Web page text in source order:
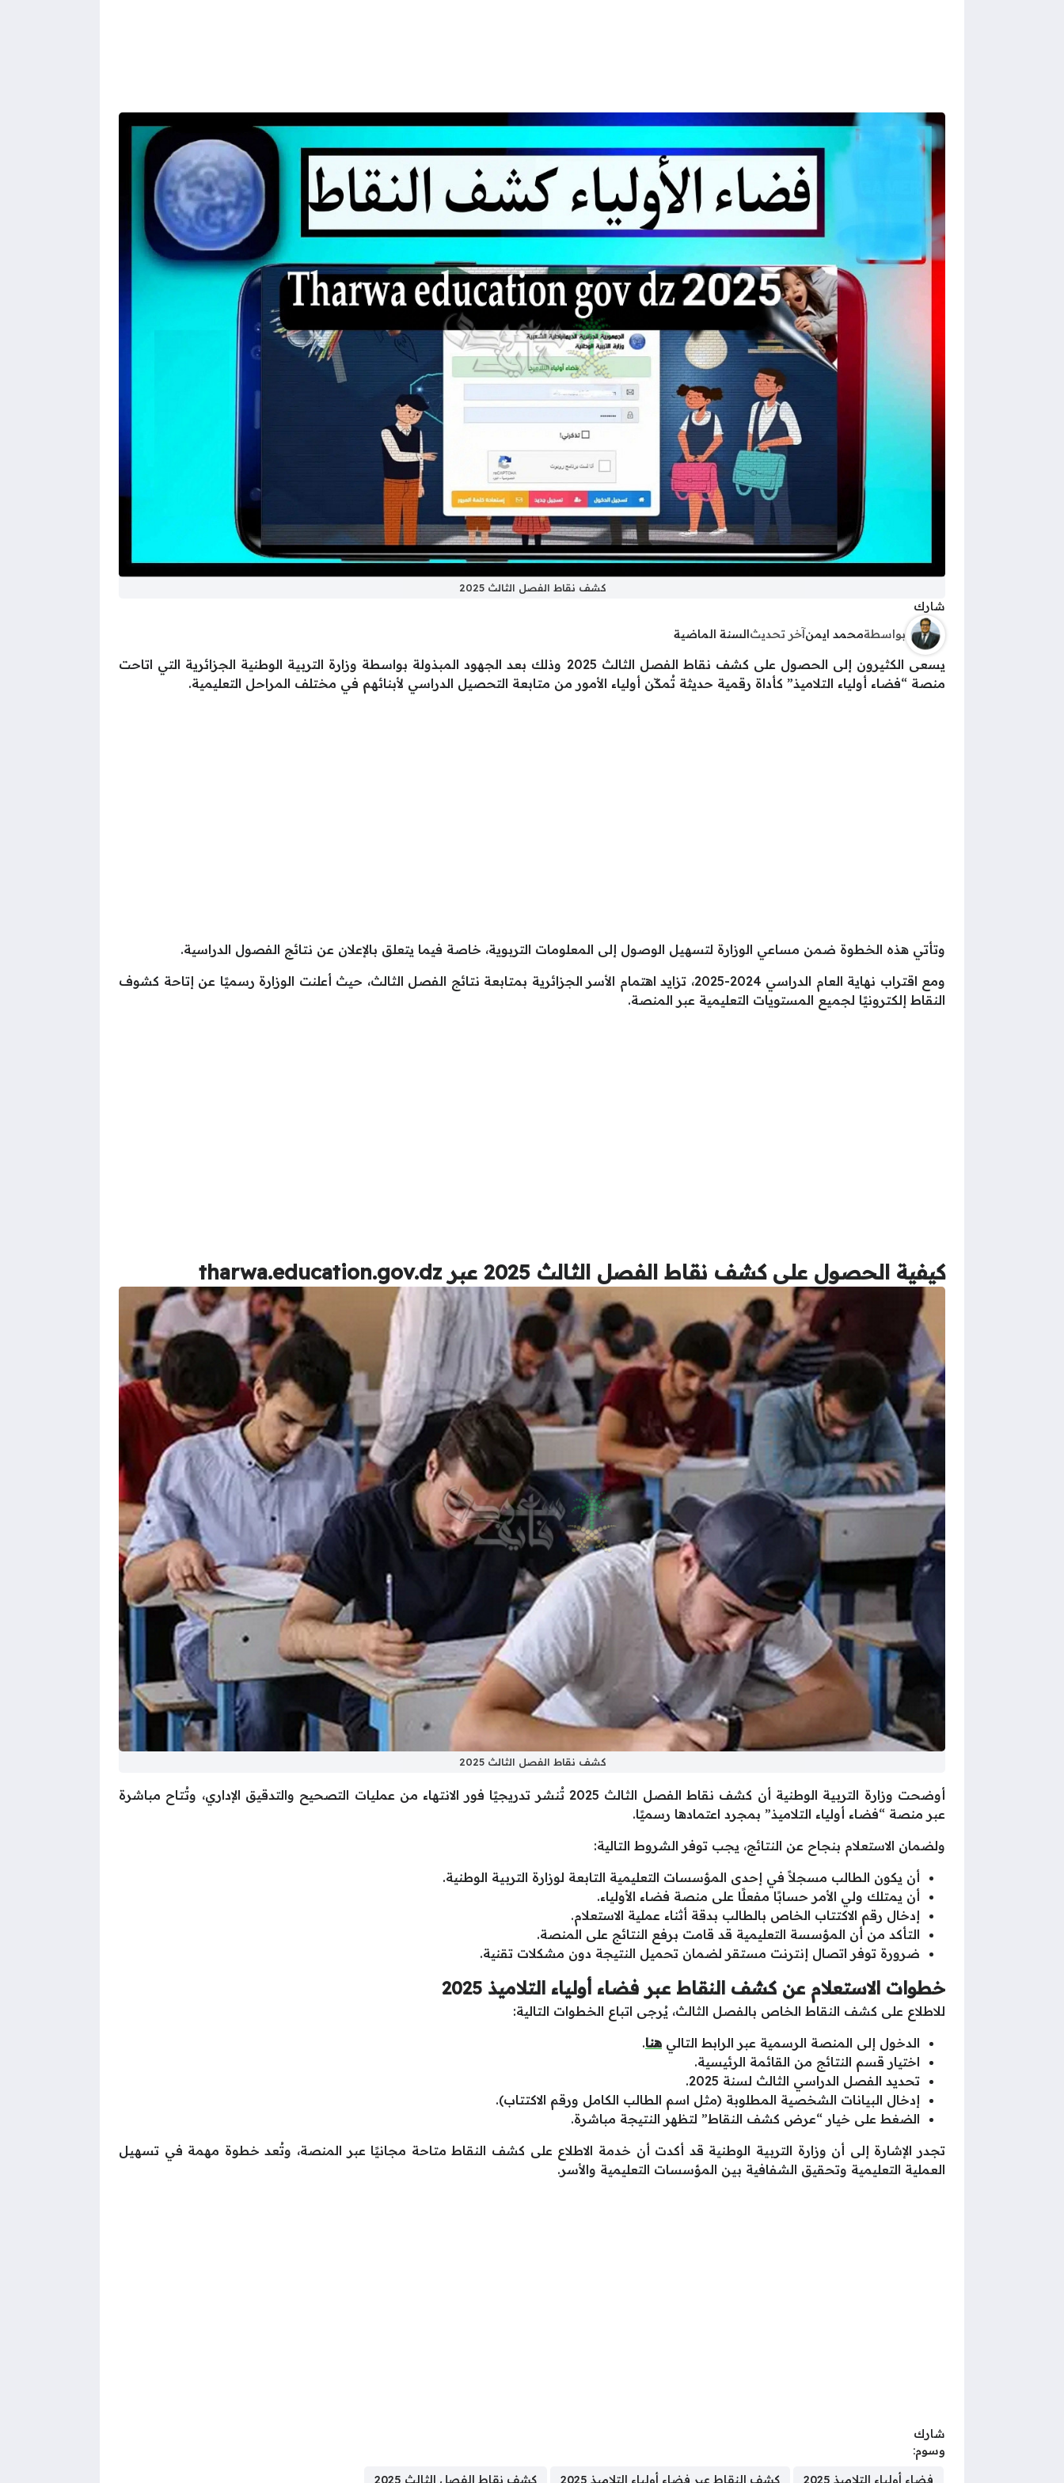
كشف نقاط الفصل الثالث 2025
شارك
بواسطةمحمد ايمن آخر تحديث السنة الماضية
يسعى الكثيرون إلى الحصول على كشف نقاط الفصل الثالث 2025 وذلك بعد الجهود المبذولة بواسطة وزارة التربية الوطنية الجزائرية التي اتاحت
منصة “فضاء أولياء التلاميذ” كأداة رقمية حديثة تُمكّن أولياء الأمور من متابعة التحصيل الدراسي لأبنائهم في مختلف المراحل التعليمية.
وتأتي هذه الخطوة ضمن مساعي الوزارة لتسهيل الوصول إلى المعلومات التربوية، خاصة فيما يتعلق بالإعلان عن نتائج الفصول الدراسية.
ومع اقتراب نهاية العام الدراسي 2024-2025، تزايد اهتمام الأسر الجزائرية بمتابعة نتائج الفصل الثالث، حيث أعلنت الوزارة رسميًا عن إتاحة كشوف
النقاط إلكترونيًا لجميع المستويات التعليمية عبر المنصة.
كيفية الحصول على كشف نقاط الفصل الثالث 2025 عبر tharwa.education.gov.dz
كشف نقاط الفصل الثالث 2025
أوضحت وزارة التربية الوطنية أن كشف نقاط الفصل الثالث 2025 تُنشر تدريجيًا فور الانتهاء من عمليات التصحيح والتدقيق الإداري، وتُتاح مباشرة
عبر منصة “فضاء أولياء التلاميذ” بمجرد اعتمادها رسميًا.
ولضمان الاستعلام بنجاح عن النتائج، يجب توفر الشروط التالية:
أن يكون الطالب مسجلاً في إحدى المؤسسات التعليمية التابعة لوزارة التربية الوطنية.
أن يمتلك ولي الأمر حسابًا مفعلًا على منصة فضاء الأولياء.
إدخال رقم الاكتتاب الخاص بالطالب بدقة أثناء عملية الاستعلام.
التأكد من أن المؤسسة التعليمية قد قامت برفع النتائج على المنصة.
ضرورة توفر اتصال إنترنت مستقر لضمان تحميل النتيجة دون مشكلات تقنية.
خطوات الاستعلام عن كشف النقاط عبر فضاء أولياء التلاميذ 2025
للاطلاع على كشف النقاط الخاص بالفصل الثالث، يُرجى اتباع الخطوات التالية:
الدخول إلى المنصة الرسمية عبر الرابط التالي هنا.
اختيار قسم النتائج من القائمة الرئيسية.
تحديد الفصل الدراسي الثالث لسنة 2025.
إدخال البيانات الشخصية المطلوبة (مثل اسم الطالب الكامل ورقم الاكتتاب).
الضغط على خيار “عرض كشف النقاط” لتظهر النتيجة مباشرة.
تجدر الإشارة إلى أن وزارة التربية الوطنية قد أكدت أن خدمة الاطلاع على كشف النقاط متاحة مجانيًا عبر المنصة، وتُعد خطوة مهمة في تسهيل
العملية التعليمية وتحقيق الشفافية بين المؤسسات التعليمية والأسر.
شارك
وسوم:
فضاء أولياء التلاميذ 2025 كشف النقاط عبر فضاء أولياء التلاميذ 2025 كشف نقاط الفصل الثالث 2025